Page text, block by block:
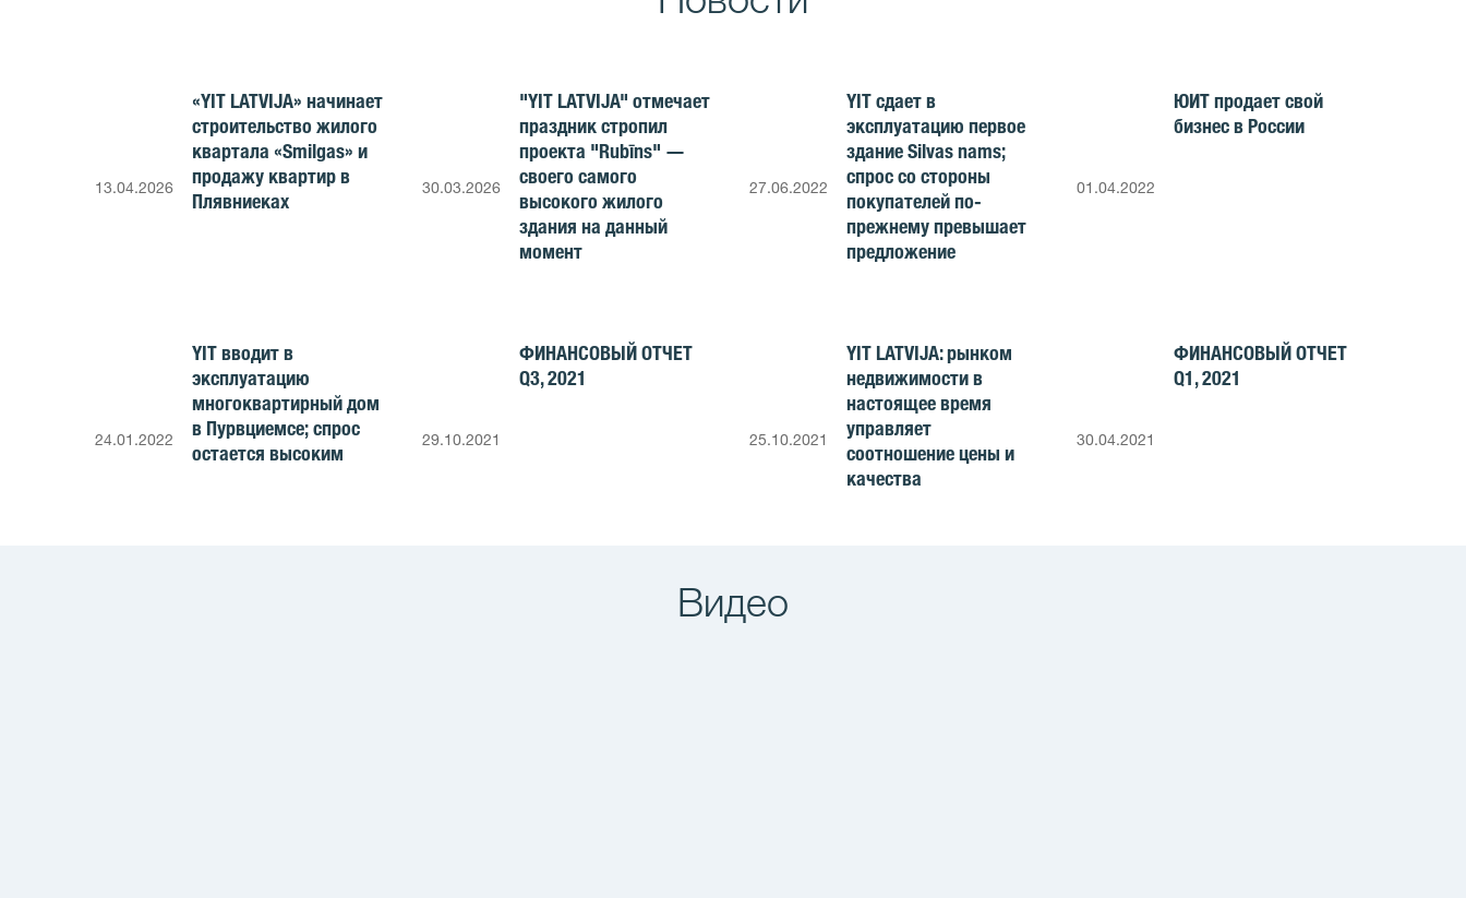
13.04.2026
«YIT LATVIJA» начинает
строительство жилого
квартала «Smilgas» и
продажу квартир в
Плявниеках
30.03.2026
"YIT LATVIJA" отмечает
праздник стропил
проекта "Rubīns" —
своего самого
высокого жилого
здания на данный
момент
27.06.2022
YIT сдает в
эксплуатацию первое
здание Silvas nams;
спрос со стороны
покупателей по-
прежнему превышает
предложение
01.04.2022
ЮИТ продает свой
бизнес в России
24.01.2022
YIT вводит в
эксплуатацию
многоквартирный дом
в Пурвциемсе; спрос
остается высоким
29.10.2021
ФИНАНСОВЫЙ ОТЧЕТ
Q3, 2021
25.10.2021
YIT LATVIJA: рынком
недвижимости в
настоящее время
управляет
соотношение цены и
качества
30.04.2021
ФИНАНСОВЫЙ ОТЧЕТ
Q1, 2021
Видео